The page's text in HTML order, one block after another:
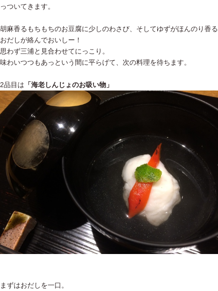
っついてきます。
胡麻香るもちもちのお豆腐に少しのわさび、そしてゆずがほんのり香る
おだしが絡んでおいしー！
思わず三浦と見合わせてにっこり。
味わいつつもあっという間に平らげて、次の料理を待ちます。
2品目は 「海老しんじょのお吸い物」
まずはおだしを一口。